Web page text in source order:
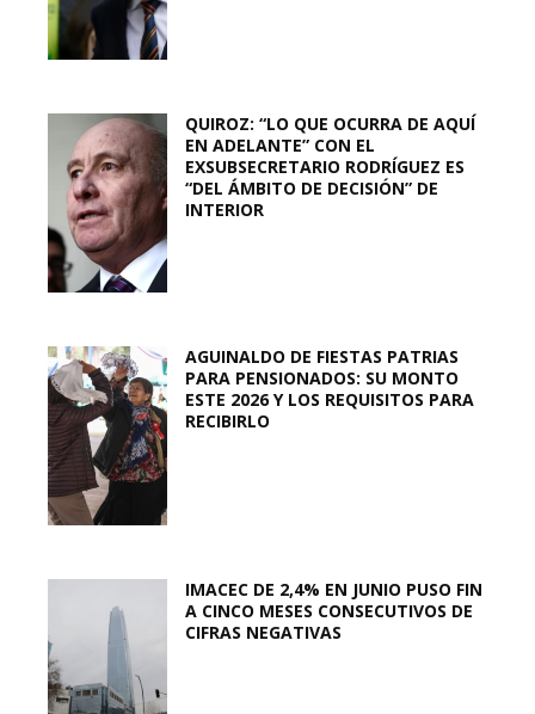
QUIROZ: “LO QUE OCURRA DE AQUÍ
EN ADELANTE” CON EL
EXSUBSECRETARIO RODRÍGUEZ ES
“DEL ÁMBITO DE DECISIÓN” DE
INTERIOR
AGUINALDO DE FIESTAS PATRIAS
PARA PENSIONADOS: SU MONTO
ESTE 2026 Y LOS REQUISITOS PARA
RECIBIRLO
IMACEC DE 2,4% EN JUNIO PUSO FIN
A CINCO MESES CONSECUTIVOS DE
CIFRAS NEGATIVAS